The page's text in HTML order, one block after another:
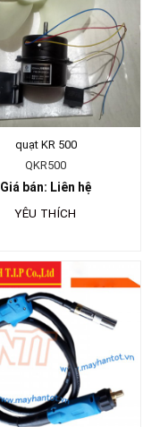
quạt KR 500
QKR500
Giá bán: Liên hệ
YÊU THÍCH